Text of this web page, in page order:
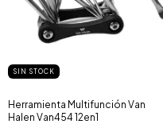
SIN STOCK
Herramienta Multifunción Van
Halen Van454 12en1